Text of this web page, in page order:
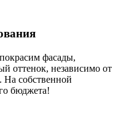
фасады,
оттенок, независимо от
На собственной
бюджета!